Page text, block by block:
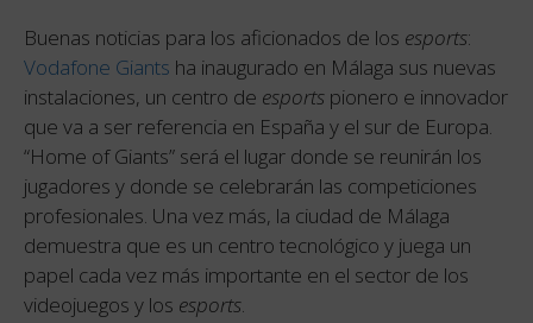
Buenas noticias para los aficionados de los esports:
Vodafone Giants ha inaugurado en Málaga sus nuevas
instalaciones, un centro de esports pionero e innovador
que va a ser referencia en España y el sur de Europa.
“Home of Giants” será el lugar donde se reunirán los
jugadores y donde se celebrarán las competiciones
profesionales. Una vez más, la ciudad de Málaga
demuestra que es un centro tecnológico y juega un
papel cada vez más importante en el sector de los
videojuegos y los esports.